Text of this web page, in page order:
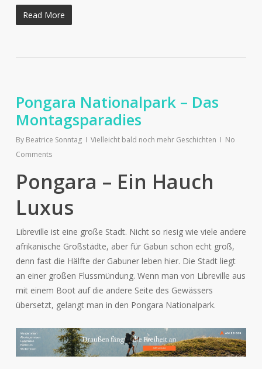
Read More
Pongara Nationalpark – Das
Montagsparadies
By Beatrice Sonntag Vielleicht bald noch mehr Geschichten
No
Comments
Pongara – Ein Hauch
Luxus
Libreville ist eine große Stadt. Nicht so riesig wie viele andere
afrikanische Großstädte, aber für Gabun schon echt groß,
denn fast die Hälfte der Gabuner leben hier. Die Stadt liegt
an einer großen Flussmündung. Wenn man von Libreville aus
mit einem Boot auf die andere Seite des Gewässers
übersetzt, gelangt man in den Pongara Nationalpark.